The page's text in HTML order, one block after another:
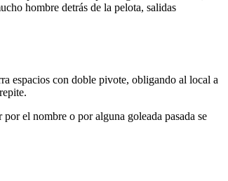
hombre detrás de la pelota, salidas
espacios con doble pivote, obligando al local a
el nombre o por alguna goleada pasada se